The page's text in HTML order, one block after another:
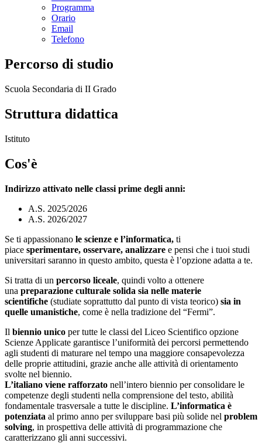
Programma
Orario
Email
Telefono
Percorso di studio
Scuola Secondaria di II Grado
Struttura didattica
Istituto
Cos'è
Indirizzo attivato nelle classi prime degli anni:
A.S. 2025/2026
A.S. 2026/2027
Se ti appassionano le scienze e l’informatica, ti
piace sperimentare, osservare, analizzare e pensi che i tuoi studi
universitari saranno in questo ambito, questa è l’opzione adatta a te.
Si tratta di un percorso liceale, quindi volto a ottenere
una preparazione culturale solida sia nelle materie
scientifiche (studiate soprattutto dal punto di vista teorico) sia in
quelle umanistiche, come è nella tradizione del “Fermi”.
Il biennio unico per tutte le classi del Liceo Scientifico opzione
Scienze Applicate garantisce l’uniformità dei percorsi permettendo
agli studenti di maturare nel tempo una maggiore consapevolezza
delle proprie attitudini, grazie anche alle attività di orientamento
svolte nel biennio.
L’italiano viene rafforzato nell’intero biennio per consolidare le
competenze degli studenti nella comprensione del testo, abilità
fondamentale trasversale a tutte le discipline. L’informatica è
potenziata al primo anno per sviluppare basi più solide nel problem
solving, in prospettiva delle attività di programmazione che
caratterizzano gli anni successivi.